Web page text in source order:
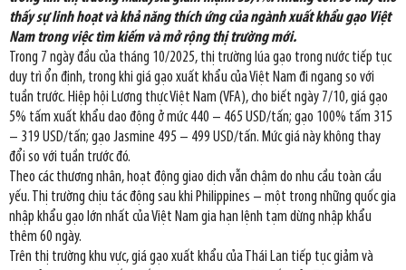
thấy sự linh hoạt và khả năng thích ứng của ngành xuất khẩu gạo Việt
Nam trong việc tìm kiếm và mở rộng thị trường mới.
Trong 7 ngày đầu của tháng 10/2025, thị trường lúa gạo trong nước tiếp tục
duy trì ổn định, trong khi giá gạo xuất khẩu của Việt Nam đi ngang so với
tuần trước. Hiệp hội Lương thực Việt Nam (VFA), cho biết ngày 7/10, giá gạo
5% tấm xuất khẩu dao động ở mức 440 – 465 USD/tấn; gạo 100% tấm 315
– 319 USD/tấn; gạo Jasmine 495 – 499 USD/tấn. Mức giá này không thay
đổi so với tuần trước đó.
Theo các thương nhân, hoạt động giao dịch vẫn chậm do nhu cầu toàn cầu
yếu. Thị trường chịu tác động sau khi Philippines – một trong những quốc gia
nhập khẩu gạo lớn nhất của Việt Nam gia hạn lệnh tạm dừng nhập khẩu
thêm 60 ngày.
Trên thị trường khu vực, giá gạo xuất khẩu của Thái Lan tiếp tục giảm và